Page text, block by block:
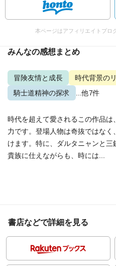
本ページはアフィリエイトプロ
みんなの感想まとめ
冒険友情と成長
時代背景の
騎士道精神の探求
...他7件
時代を超えて愛されるこの作品
力です。登場人物は奇抜ではな
けます。特に、ダルタニャンと
貴族に仕えながらも、時には...
書店などで詳細を見る